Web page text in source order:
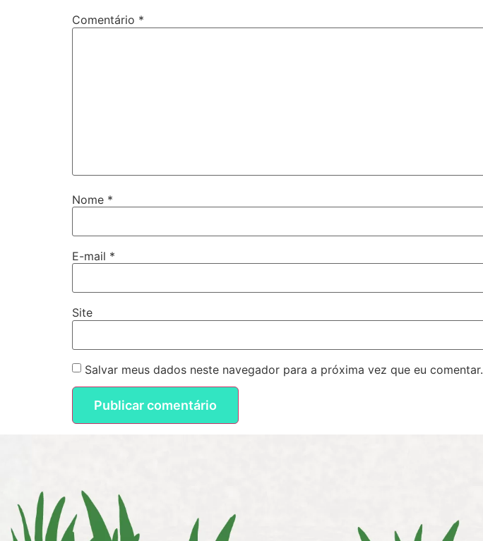
Comentário *
Nome *
E-mail *
Site
Salvar meus dados neste navegador para a próxima vez que eu comentar.